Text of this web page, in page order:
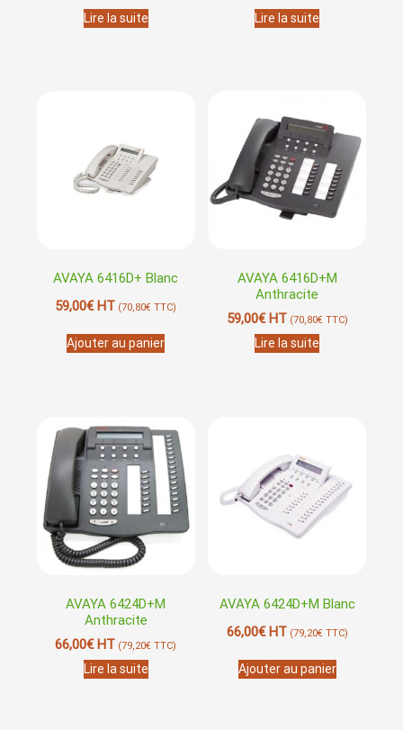
Lire la suite Lire la suite
AVAYA 6416D+ Blanc
59,00€HT (70,80€ TTC)
Ajouter au panier
AVAYA 6416D+M
Anthracite
59,00€HT (70,80€TTC)
Lire la suite
AVAYA 6424D+M
Anthracite
66,00€HT (79,20€ TTC)
Lire la suite
AVAYA 6424D+M Blanc
66,00€HT (79,20€TTC)
Ajouter au panier